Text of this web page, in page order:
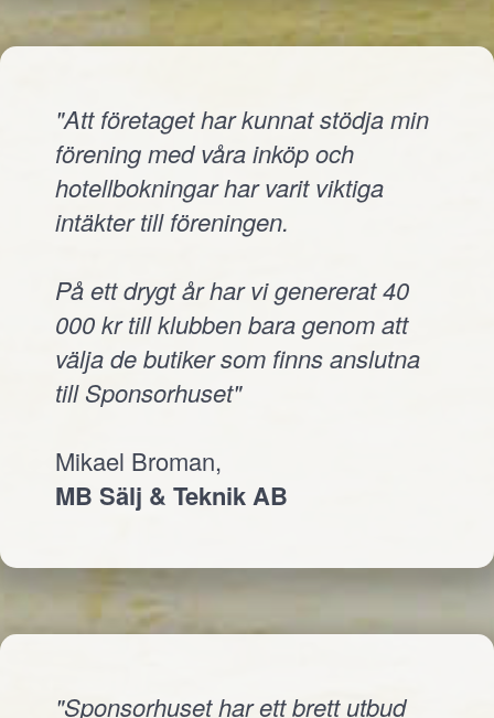
"Att företaget har kunnat stödja min
förening med våra inköp och
hotellbokningar har varit viktiga
intäkter till föreningen.
På ett drygt år har vi genererat 40
000 kr till klubben bara genom att
välja de butiker som finns anslutna
till Sponsorhuset"
Mikael Broman,
MB Sälj & Teknik AB
"Sponsorhuset har ett brett utbud